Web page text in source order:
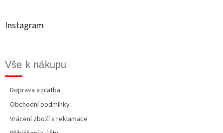
Instagram
Vše k nákupu
Doprava a platba
Obchodní podmínky
Vrácení zboží a reklamace